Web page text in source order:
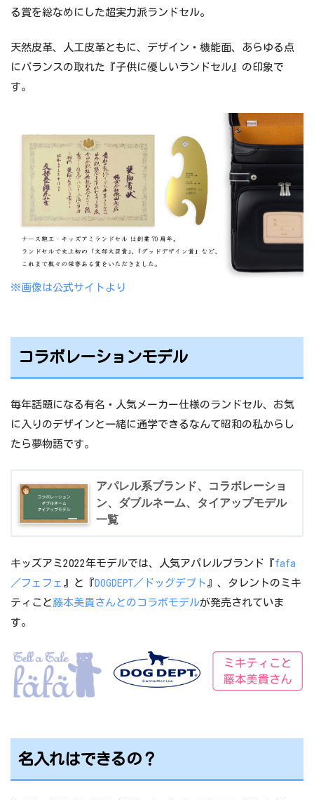
る賞を総なめにした超実力派ランドセル。
天然皮革、人工皮革ともに、デザイン・機能面、あらゆる点
にバランスの取れた『子供に優しいランドセル』の印象で
す。
※画像は公式サイトより
コラボレーションモデル
毎年話題になる有名・人気メーカー仕様のランドセル、お気
に入りのデザインと一緒に通学できるなんて昭和の私からし
たら夢物語です。
アパレル系ブランド、コラボレーショ
ン、ダブルネーム、タイアップモデル
一覧
キッズアミ2022年モデルでは、人気アパレルブランド『fafa
／フェフェ 』と『DOGDEPT／ドッグデプト 』、タレントのミキ
ティこと 藤本美貴さんとのコラボモデルが発売されていま
す。
名入れはできるの？